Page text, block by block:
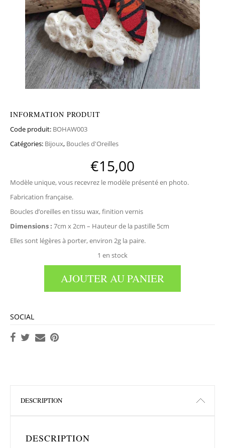
INFORMATION PRODUIT
Code produit: BOHAW003
Catégories: Bijoux, Boucles d'Oreilles
€15,00
Modèle unique, vous recevrez le modèle présenté en photo.
Fabrication française.
Boucles d’oreilles en tissu wax, finition vernis
Dimensions : 7cm x 2cm – Hauteur de la pastille 5cm
Elles sont légères à porter, environ 2g la paire.
1 en stock
AJOUTER AU PANIER
SOCIAL
DESCRIPTION
DESCRIPTION